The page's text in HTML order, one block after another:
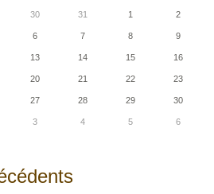
30 31 1 2
6 7 8 9
13 14 15 16
20 21 22 23
27 28 29 30
3 4 5 6